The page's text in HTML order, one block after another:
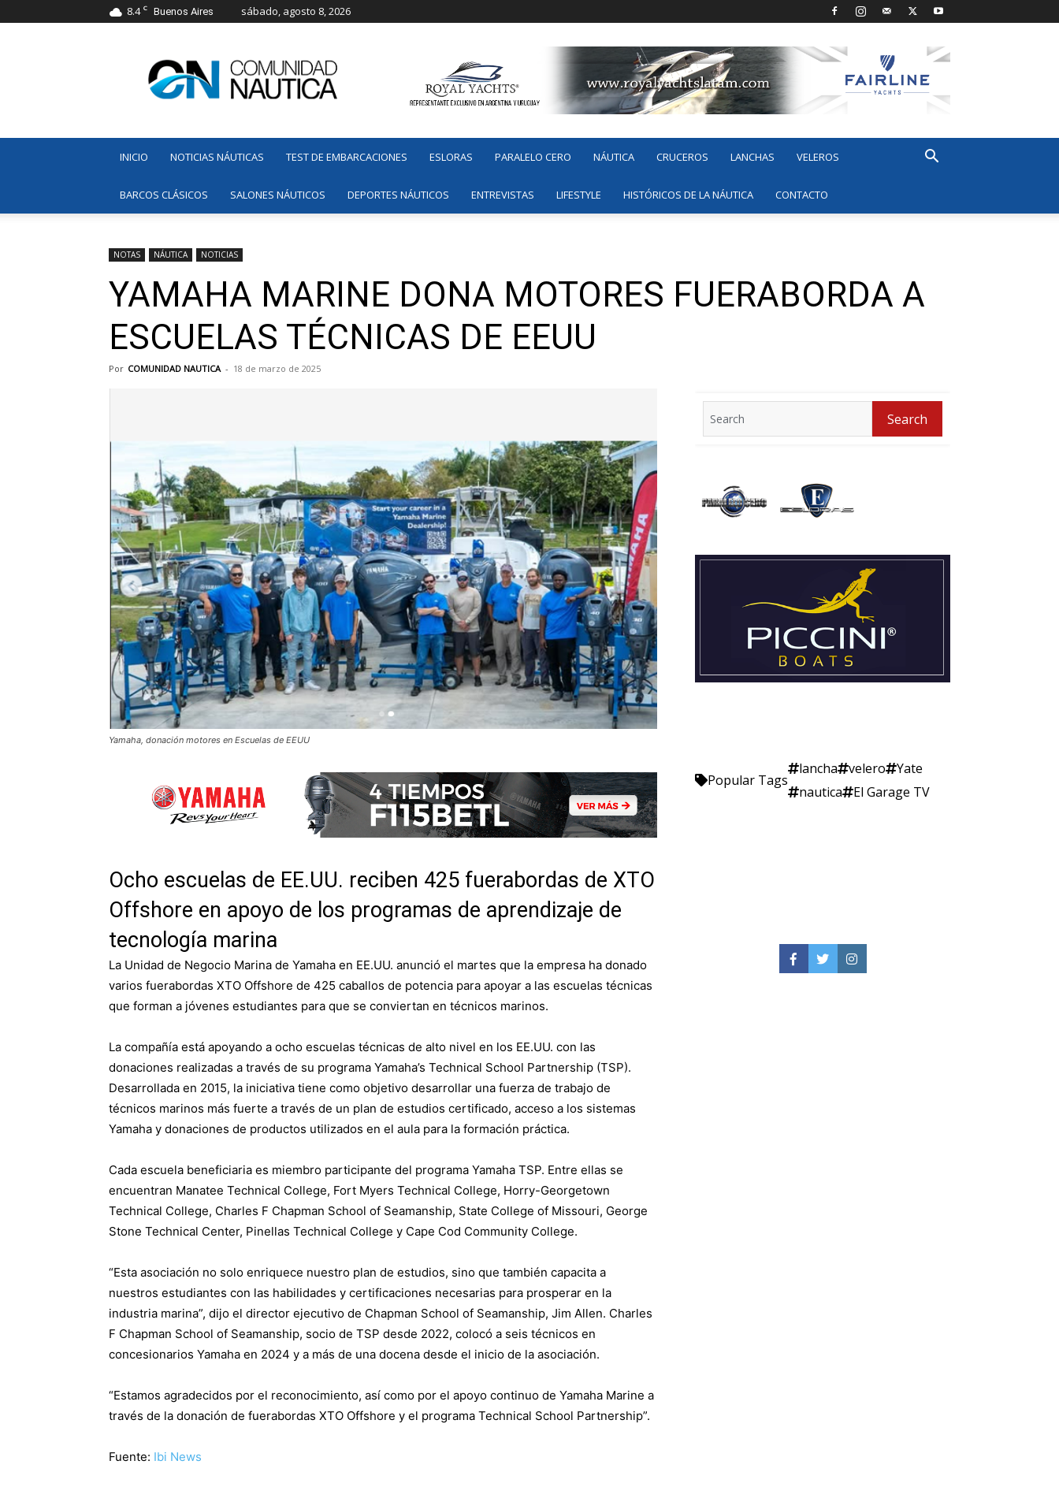
8.4 C Buenos Aires sábado, agosto 8, 2026
Náutica
INICIO NOTICIAS NÁUTICAS TEST DE EMBARCACIONES ESLORAS PARALELO CERO NÁUTICA CRUCEROS LANCHAS VELEROS
BARCOS CLÁSICOS SALONES NÁUTICOS DEPORTES NÁUTICOS ENTREVISTAS LIFESTYLE HISTÓRICOS DE LA NÁUTICA CONTACTO
NOTAS NÁUTICA NOTICIAS
YAMAHA MARINE DONA MOTORES FUERABORDA A
ESCUELAS TÉCNICAS DE EEUU
Por COMUNIDAD NAUTICA - 18 de marzo de 2025
Yamaha, donación motores en Escuelas de EEUU
Ocho escuelas de EE.UU. reciben 425 fuerabordas de XTO
Offshore en apoyo de los programas de aprendizaje de
tecnología marina
La Unidad de Negocio Marina de Yamaha en EE.UU. anunció el martes que la empresa ha donado
varios fuerabordas XTO Offshore de 425 caballos de potencia para apoyar a las escuelas técnicas
que forman a jóvenes estudiantes para que se conviertan en técnicos marinos.
La compañía está apoyando a ocho escuelas técnicas de alto nivel en los EE.UU. con las
donaciones realizadas a través de su programa Yamaha’s Technical School Partnership (TSP).
Desarrollada en 2015, la iniciativa tiene como objetivo desarrollar una fuerza de trabajo de
técnicos marinos más fuerte a través de un plan de estudios certificado, acceso a los sistemas
Yamaha y donaciones de productos utilizados en el aula para la formación práctica.
Cada escuela beneficiaria es miembro participante del programa Yamaha TSP. Entre ellas se
encuentran Manatee Technical College, Fort Myers Technical College, Horry-Georgetown
Technical College, Charles F Chapman School of Seamanship, State College of Missouri, George
Stone Technical Center, Pinellas Technical College y Cape Cod Community College.
“Esta asociación no solo enriquece nuestro plan de estudios, sino que también capacita a
nuestros estudiantes con las habilidades y certificaciones necesarias para prosperar en la
industria marina”, dijo el director ejecutivo de Chapman School of Seamanship, Jim Allen. Charles
F Chapman School of Seamanship, socio de TSP desde 2022, colocó a seis técnicos en
concesionarios Yamaha en 2024 y a más de una docena desde el inicio de la asociación.
“Estamos agradecidos por el reconocimiento, así como por el apoyo continuo de Yamaha Marine a
través de la donación de fuerabordas XTO Offshore y el programa Technical School Partnership”.
Fuente: Ibi News
for:
Search
Popular Tags
lancha velero
Yate
nautica
El Garage TV
Facebook
TwitterInstagram